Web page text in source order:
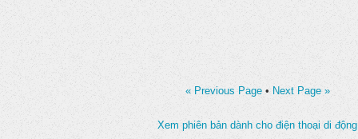
« Previous Page • Next Page »
Xem phiên bản dành cho điện thoại di động